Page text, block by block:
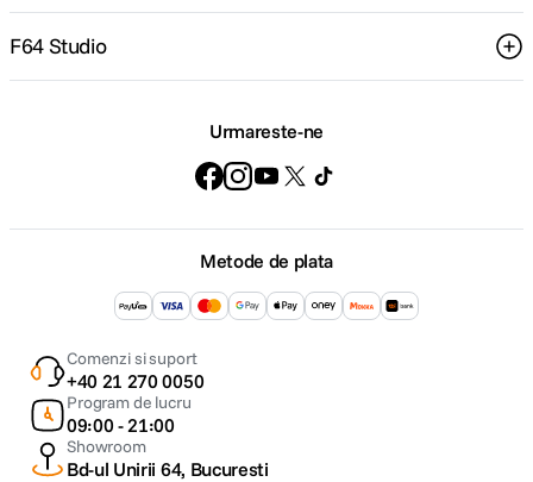
F64 Studio
Urmareste-ne
Metode de plata
Comenzi si suport
+40 21 270 0050
Program de lucru
09:00 - 21:00
Showroom
Bd-ul Unirii 64, Bucuresti